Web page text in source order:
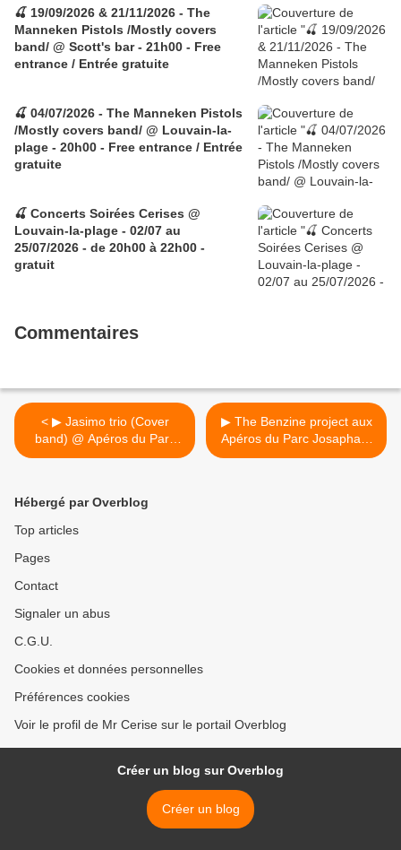
🍒 19/09/2026 & 21/11/2026 - The
Manneken Pistols /Mostly covers
band/ @ Scott's bar - 21h00 - Free
entrance / Entrée gratuite
🍒 04/07/2026 - The Manneken Pistols
/Mostly covers band/ @ Louvain-la-
plage - 20h00 - Free entrance / Entrée
gratuite
🍒 Concerts Soirées Cerises @
Louvain-la-plage - 02/07 au
25/07/2026 - de 20h00 à 22h00 -
gratuit
Commentaires
< ▶ Jasimo trio (Cover
band) @ Apéros du Parc
Josaphat / Ecuries van de
▶ The Benzine project aux
Apéros du Parc Josaphat /
Ecuries van de Tram -
Hébergé par Overblog
Top articles
Pages
Contact
Signaler un abus
C.G.U.
Cookies et données personnelles
Préférences cookies
Voir le profil de Mr Cerise sur le portail Overblog
Créer un blog sur Overblog
Créer un blog